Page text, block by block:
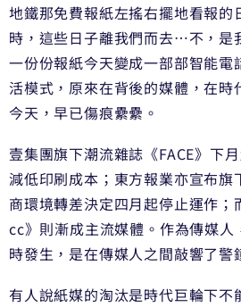
地鐵那免費報紙左搖右擺地看報的
時，這些日子離我們而去…不，是
一份份報紙今天變成一部部智能電
活模式，原來在背後的媒體，在時
今天，早已傷痕纍纍。
壹集團旗下潮流雜誌《FACE》下
減低印刷成本；東方報業亦宣布旗
商環境轉差決定四月起停止運作
cc》則漸成主流媒體。作為傳媒人
時發生，是在傳媒人之間敲響了警
有人說紙媒的淘汰是時代巨輪下不